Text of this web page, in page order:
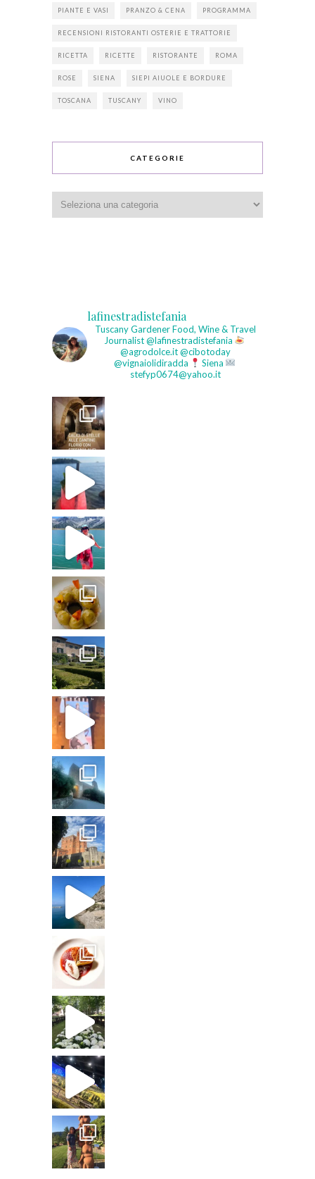
PIANTE E VASI PRANZO & CENA PROGRAMMA
RECENSIONI RISTORANTI OSTERIE E TRATTORIE
RICETTA RICETTE RISTORANTE ROMA
ROSE SIENA SIEPI AIUOLE E BORDURE
TOSCANA TUSCANY VINO
CATEGORIE
lafinestradistefania
Tuscany GardenerFood, Wine & Travel
Journalist@lafinestradistefania
@agrodolce.it @cibotoday
@vignaiolidiradda
Siena
stefyp0674@yahoo.it